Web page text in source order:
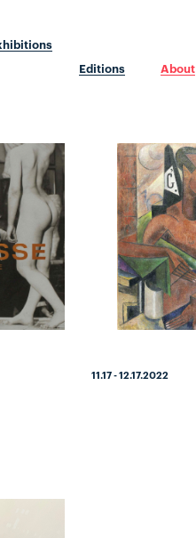
Editions
About
11.17 - 12.17.2022